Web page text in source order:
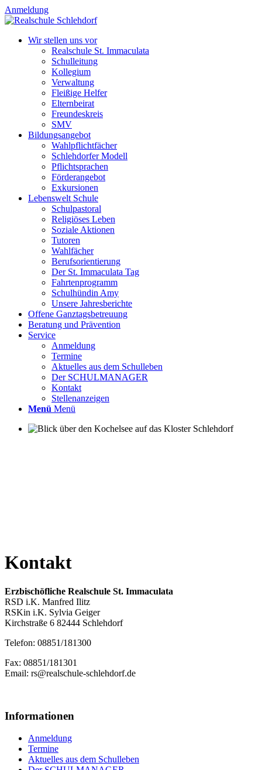
Anmeldung
Wir stellen uns vor
Realschule St. Immaculata
Schulleitung
Kollegium
Verwaltung
Fleißige Helfer
Elternbeirat
Freundeskreis
SMV
Bildungsangebot
Wahlpflichtfächer
Schlehdorfer Modell
Pflichtsprachen
Förderangebot
Exkursionen
Lebenswelt Schule
Schulpastoral
Religiöses Leben
Soziale Aktionen
Tutoren
Wahlfächer
Berufsorientierung
Der St. Immaculata Tag
Fahrtenprogramm
Schulhündin Amy
Unsere Jahresberichte
Offene Ganztagsbetreuung
Beratung und Prävention
Service
Anmeldung
Termine
Aktuelles aus dem Schulleben
Der SCHULMANAGER
Kontakt
Stellenanzeigen
Menü Menü
Kontakt
Erzbischöfliche Realschule St. Immaculata
RSD i.K. Manfred Ilitz
RSKin i.K. Sylvia Geiger
Kirchstraße 6 82444 Schlehdorf
Telefon: 08851/181300
Fax: 08851/181301
Email: rs@realschule-schlehdorf.de
Informationen
Anmeldung
Termine
Aktuelles aus dem Schulleben